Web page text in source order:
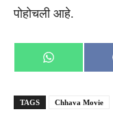
पोहोचली आहे.
Share
on
WhatsApp
TAGS Chhava Movie